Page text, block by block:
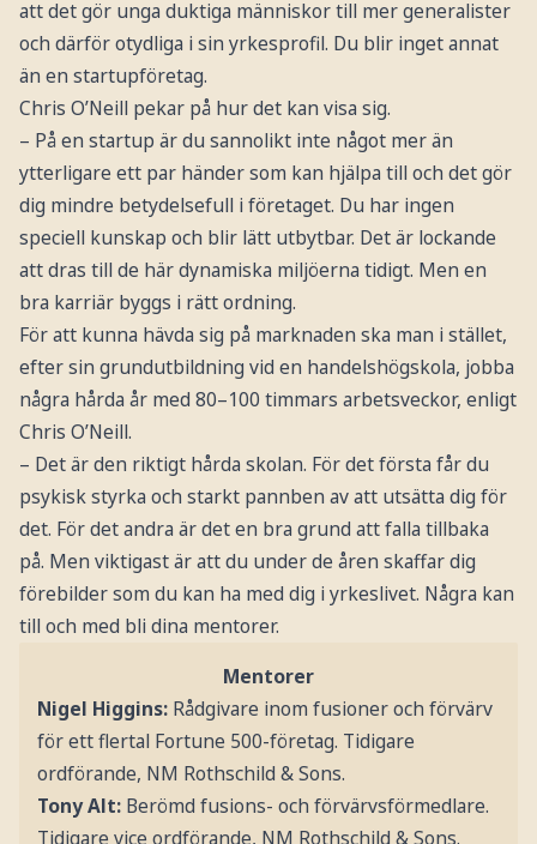
att det gör unga duktiga människor till mer generalister
och därför otydliga i sin yrkesprofil. Du blir inget annat
än en startupföretag.
Chris O’Neill pekar på hur det kan visa sig.
– På en startup är du sannolikt inte något mer än
ytterligare ett par händer som kan hjälpa till och det gör
dig mindre betydelsefull i företaget. Du har ingen
speciell kunskap och blir lätt utbytbar. Det är lockande
att dras till de här dynamiska miljöerna tidigt. Men en
bra karriär byggs i rätt ordning.
För att kunna hävda sig på marknaden ska man i stället,
efter sin grundutbildning vid en handelshögskola, jobba
några hårda år med 80–100 timmars arbetsveckor, enligt
Chris O’Neill.
– Det är den riktigt hårda skolan. För det första får du
psykisk styrka och starkt pannben av att utsätta dig för
det. För det andra är det en bra grund att falla tillbaka
på. Men viktigast är att du under de åren skaffar dig
förebilder som du kan ha med dig i yrkeslivet. Några kan
till och med bli dina mentorer.
Mentorer
Nigel Higgins: Rådgivare inom fusioner och förvärv
för ett flertal Fortune 500-företag. Tidigare
ordförande, NM Rothschild & Sons.
Tony Alt: Berömd fusions- och förvärvsförmedlare.
Tidigare vice ordförande, NM Rothschild & Sons.